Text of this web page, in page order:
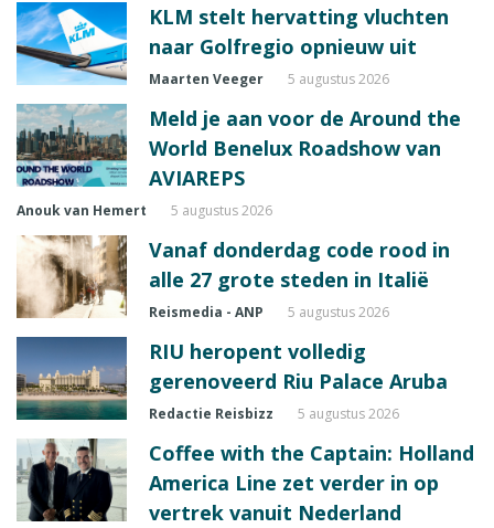
KLM stelt hervatting vluchten
naar Golfregio opnieuw uit
Maarten Veeger 5 augustus 2026
Meld je aan voor de Around the
World Benelux Roadshow van
AVIAREPS
Anouk van Hemert 5 augustus 2026
Vanaf donderdag code rood in
alle 27 grote steden in Italië
Reismedia - ANP 5 augustus 2026
RIU heropent volledig
gerenoveerd Riu Palace Aruba
Redactie Reisbizz 5 augustus 2026
Coffee with the Captain: Holland
America Line zet verder in op
vertrek vanuit Nederland